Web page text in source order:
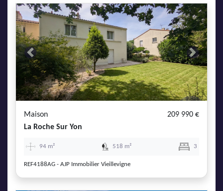
Previous Next
Maison
209 990 €
La Roche Sur Yon
94 m² 518 m² 3
REF4188AG - AJP Immobilier Vieillevigne